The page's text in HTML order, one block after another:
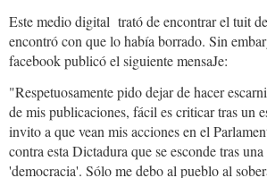
Este medio digital trató de encontrar el tuit
encontró con que lo había borrado. Sin
facebook publicó el siguiente mensaJe:
"Respetuosamente pido dejar de hacer
de mis publicaciones, fácil es criticar tras un
invito a que vean mis acciones en el
contra esta Dictadura que se esconde tras
'democracia'. Sólo me debo al pueblo al